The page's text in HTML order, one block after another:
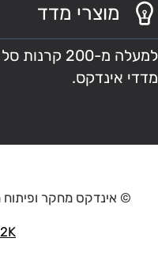
מוצרי מדד
למעלה מ-
מדדי אינדקס.
© אינדקס מחקר ופיתוח